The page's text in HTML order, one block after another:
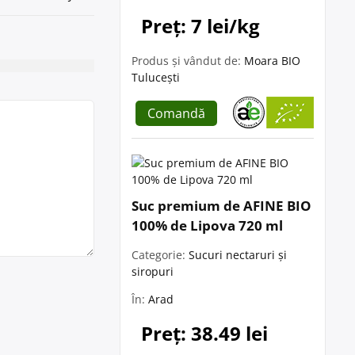
Preț: 7 lei/kg
Produs și vândut de: Moara BIO
Tulucești
Comandă
Suc premium de AFINE BIO
100% de Lipova 720 ml
Categorie: Sucuri nectaruri și
siropuri
În: Arad
Preț: 38.49 lei